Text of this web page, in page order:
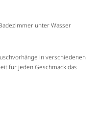
unter Wasser
in verschiedenen
für jeden Geschmack das